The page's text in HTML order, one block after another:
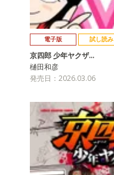
電子版 試し読み
京四郎 少年ヤクザ…
樋田和彦
発売日：2026.03.06